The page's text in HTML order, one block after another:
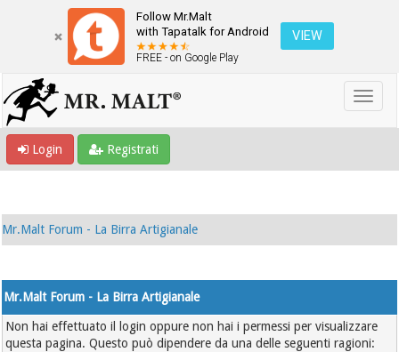
Follow Mr.Malt
with Tapatalk for Android
FREE - on Google Play
VIEW
Login Registrati
Mr.Malt Forum - La Birra Artigianale
Mr.Malt Forum - La Birra Artigianale
Non hai effettuato il login oppure non hai i permessi per visualizzare
questa pagina. Questo può dipendere da una delle seguenti ragioni: